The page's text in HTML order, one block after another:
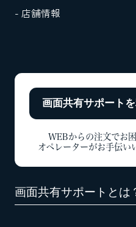
- 店舗情報
画面共有サポートを
WEBからの注文でお
オペレーターがお手伝い
画面共有サポートとは